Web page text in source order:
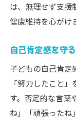
は、無理せず支援
健康維持を心がけ
自己肯定感を守
子どもの自己肯定
「努力したこと
す。否定的な言葉
ね」「頑張ったね